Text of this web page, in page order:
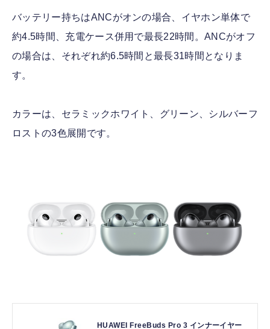
バッテリー持ちはANCがオンの場合、イヤホン単体で
約4.5時間、充電ケース併用で最長22時間。ANCがオフ
の場合は、それぞれ約6.5時間と最長31時間となりま
す。
カラーは、セラミックホワイト、グリーン、シルバーフ
ロストの3色展開です。
HUAWEI FreeBuds Pro 3 インナーイヤー